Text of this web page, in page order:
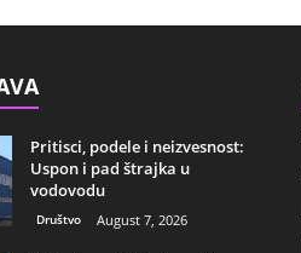
Pritisci, podele i neizvesnost:
Uspon i pad štrajka u
vodovodu
Društvo August 7, 2026